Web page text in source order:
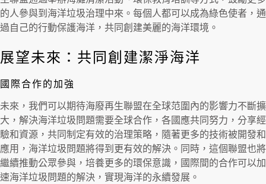
的人參與到海洋垃圾治理中來。每個人都可以成為綠色使者，通
過自己的行動保護海洋，共同創建美麗的海洋環境。
展望未來：共同創建潔淨海洋
國際合作的加強
未來，我們可以期待海廢再生聯盟在全球范圍內的影響力不斷擴
大，解決海洋垃圾問題需要全球合作，各國應共同努力，分享經
驗和資源，共同制定有效的治理策略，隨著更多的技術被開發和
應用，海洋垃圾問題將得到更有效的解決。同時，這個聯盟也將
繼續推動公眾參與，培養更多的環保意識，國際間的合作可以加
速海洋垃圾問題的解決，實現海洋的永續發展。